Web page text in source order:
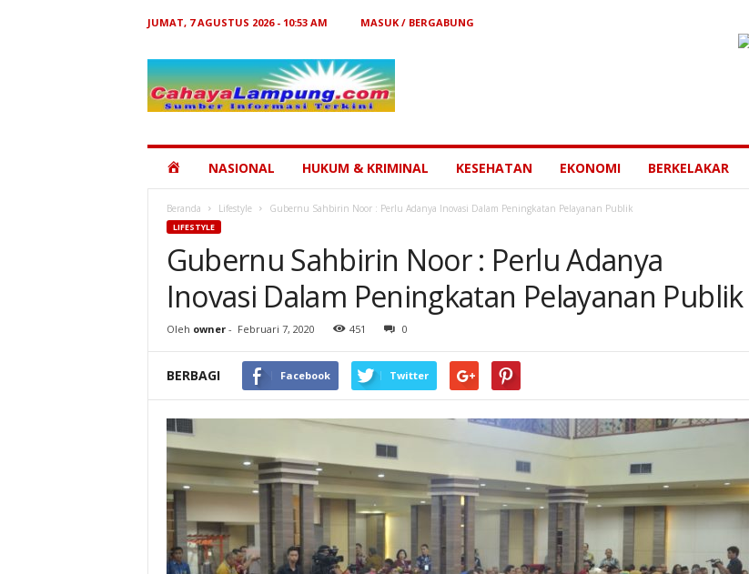
JUMAT, 7 AGUSTUS 2026 - 10:53 AM
MASUK / BERGABUNG
Lampung
HOMENASIONAL HUKUM & KRIMINAL KESEHATAN EKONOMI BERKELAKAR
Beranda Lifestyle Gubernu Sahbirin Noor : Perlu Adanya Inovasi Dalam Peningkatan Pelayanan Publik
LIFESTYLE
Gubernu Sahbirin Noor : Perlu Adanya
Inovasi Dalam Peningkatan Pelayanan Publik
Oleh owner- Februari 7, 2020 451 0
BERBAGI Facebook Twitter